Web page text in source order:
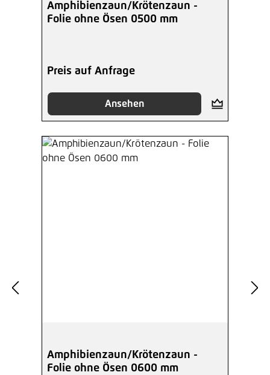
Amphibienzaun/Krötenzaun -
Folie ohne Ösen 0500 mm
Preis auf Anfrage
Ansehen
Amphibienzaun/Krötenzaun -
Folie ohne Ösen 0600 mm